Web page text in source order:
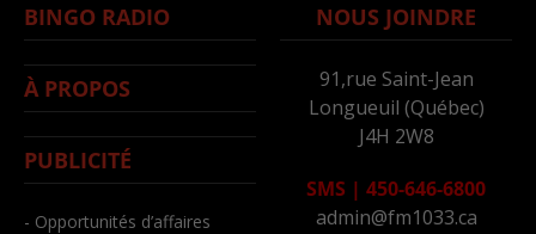
BINGO RADIO
À PROPOS
PUBLICITÉ
- Opportunités d’affaires
NOUS JOINDRE
91,rue Saint-Jean
Longueuil (Québec)
J4H 2W8
SMS | 450-646-6800
admin@fm1033.ca